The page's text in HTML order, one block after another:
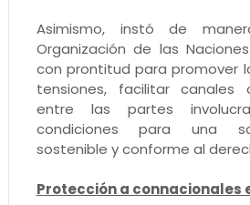
Asimismo, instó de
Organización de las
con prontitud para promover
tensiones, facilitar canales
entre las partes
condiciones para una
sostenible y conforme al
Protección a connacionales